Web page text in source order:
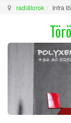
radiátorok Infra